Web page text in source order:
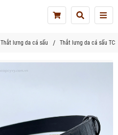
Thắt lưng da cá sấu Thắt lưng da cá sấu